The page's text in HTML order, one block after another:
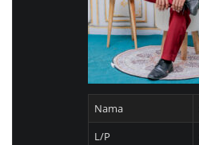
Nama
L/P